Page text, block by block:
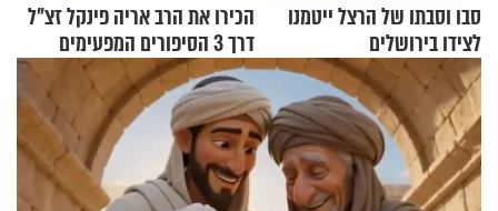
סבו וסבתו של הרצל ייטמנו
לצידו בירושלים
הכירו את הרב אריה פינקל זצ"ל
דרך 3 הסיפורים המפעימים
האלה